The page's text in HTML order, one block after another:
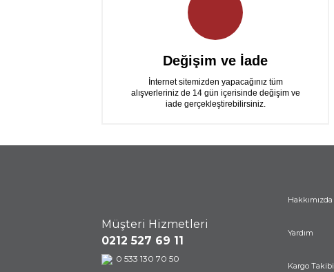
Değişim ve İade
İnternet sitemizden yapacağınız tüm
alışverleriniz de 14 gün içerisinde değişim ve
iade gerçekleştirebilirsiniz.
Müşteri Hizmetleri
0212 527 69 11
0 533 130 70 50
Hakkımızda
Yardım
Kargo Takibi